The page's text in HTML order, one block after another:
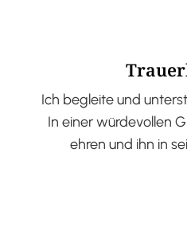
Ich begleite und
In einer würdevollen
ehren und ihn in